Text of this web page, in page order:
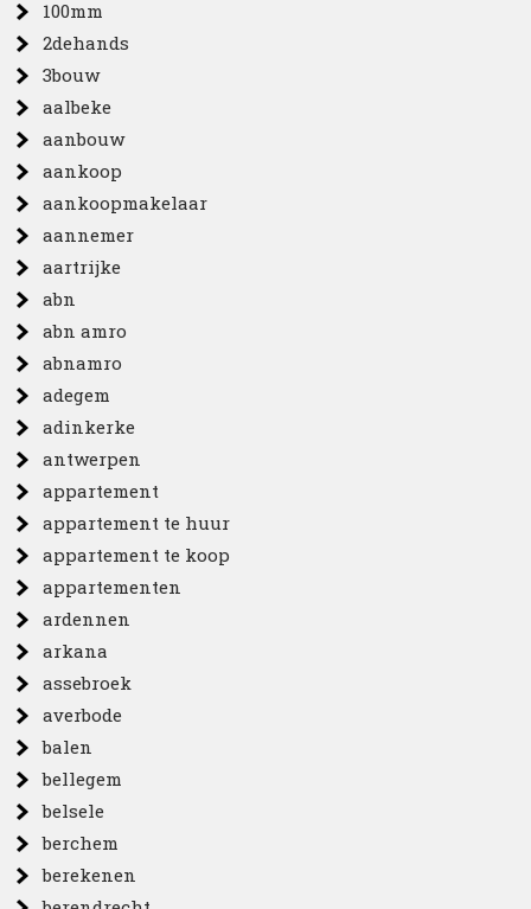
100mm
2dehands
3bouw
aalbeke
aanbouw
aankoop
aankoopmakelaar
aannemer
aartrijke
abn
abn amro
abnamro
adegem
adinkerke
antwerpen
appartement
appartement te huur
appartement te koop
appartementen
ardennen
arkana
assebroek
averbode
balen
bellegem
belsele
berchem
berekenen